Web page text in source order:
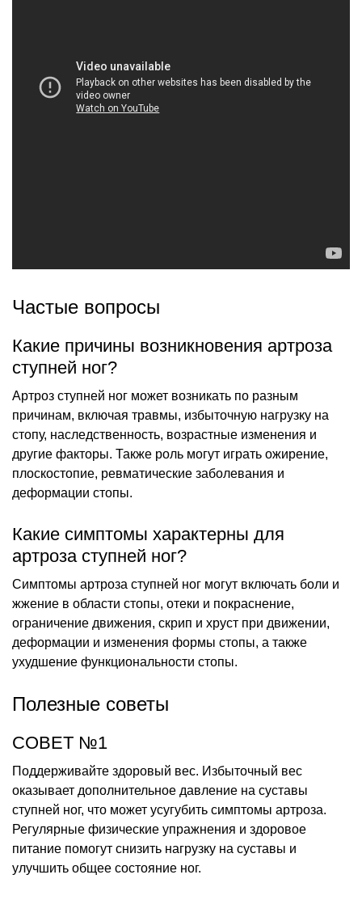
Частые вопросы
Какие причины возникновения артроза
ступней ног?
Артроз ступней ног может возникать по разным
причинам, включая травмы, избыточную нагрузку на
стопу, наследственность, возрастные изменения и
другие факторы. Также роль могут играть ожирение,
плоскостопие, ревматические заболевания и
деформации стопы.
Какие симптомы характерны для
артроза ступней ног?
Симптомы артроза ступней ног могут включать боли и
жжение в области стопы, отеки и покраснение,
ограничение движения, скрип и хруст при движении,
деформации и изменения формы стопы, а также
ухудшение функциональности стопы.
Полезные советы
СОВЕТ №1
Поддерживайте здоровый вес. Избыточный вес
оказывает дополнительное давление на суставы
ступней ног, что может усугубить симптомы артроза.
Регулярные физические упражнения и здоровое
питание помогут снизить нагрузку на суставы и
улучшить общее состояние ног.